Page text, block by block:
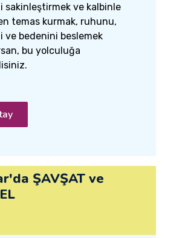
sakinleştirmek ve kalbinle
temas kurmak, ruhunu,
ve bedenini beslemek
bu yolculuğa
ŞAVŞAT ve